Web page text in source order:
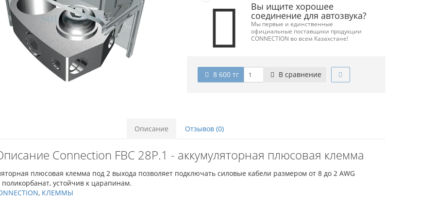
Вы ищите хорошее
соединение для автозвука?
Мы первые и единственные
официальные поставщики продукции
CONNECTION во всем Казахстане!
8 600 тг В сравнение
Описание Отзывов (0)
Connection FBC 28P.1 - аккумуляторная плюсовая клемма
плюсовая клемма под 2 выхода позволяет подключать силовые кабели размером от 8 до 2 AWG
поликорбанат, устойчив к царапинам.
, КЛЕММЫ